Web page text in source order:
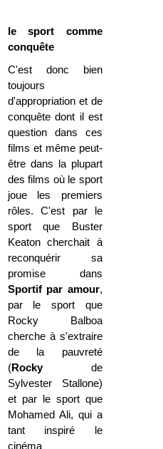
le sport comme
conquête
C'est donc bien
toujours
d'appropriation et de
conquête dont il est
question dans ces
films et même peut-
être dans la plupart
des films où le sport
joue les premiers
rôles. C'est par le
sport que Buster
Keaton cherchait à
reconquérir sa
promise dans
Sportif par amour,
par le sport que
Rocky Balboa
cherche à s'extraire
de la pauvreté
(Rockyde
Sylvester Stallone)
et par le sport que
Mohamed Ali, qui a
tant inspiré le
cinéma